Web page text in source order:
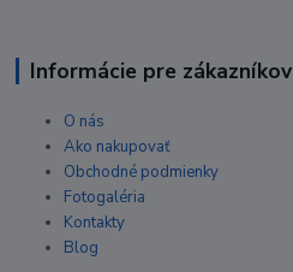
Informácie pre zákazníkov
O nás
Ako nakupovať
Obchodné podmienky
Fotogaléria
Kontakty
Blog